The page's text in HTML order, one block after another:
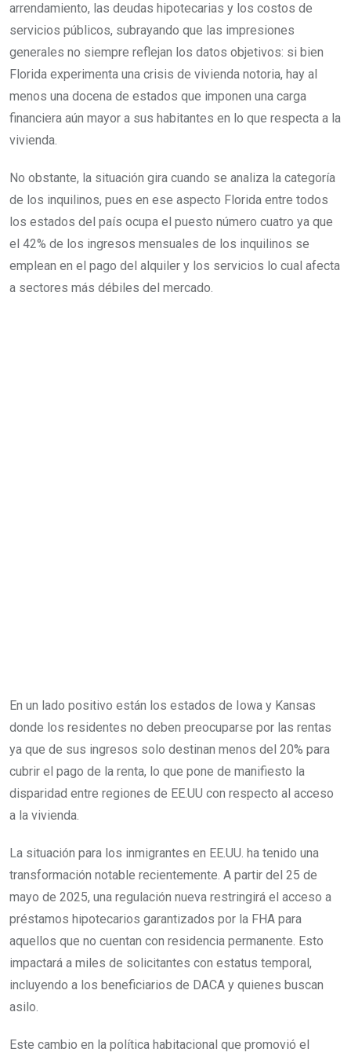
arrendamiento, las deudas hipotecarias y los costos de
servicios públicos, subrayando que las impresiones
generales no siempre reflejan los datos objetivos: si bien
Florida experimenta una crisis de vivienda notoria, hay al
menos una docena de estados que imponen una carga
financiera aún mayor a sus habitantes en lo que respecta a la
vivienda.
No obstante, la situación gira cuando se analiza la categoría
de los inquilinos, pues en ese aspecto Florida entre todos
los estados del país ocupa el puesto número cuatro ya que
el 42% de los ingresos mensuales de los inquilinos se
emplean en el pago del alquiler y los servicios lo cual afecta
a sectores más débiles del mercado.
En un lado positivo están los estados de Iowa y Kansas
donde los residentes no deben preocuparse por las rentas
ya que de sus ingresos solo destinan menos del 20% para
cubrir el pago de la renta, lo que pone de manifiesto la
disparidad entre regiones de EE.UU con respecto al acceso
a la vivienda.
La situación para los inmigrantes en EE.UU. ha tenido una
transformación notable recientemente. A partir del 25 de
mayo de 2025, una regulación nueva restringirá el acceso a
préstamos hipotecarios garantizados por la FHA para
aquellos que no cuentan con residencia permanente. Esto
impactará a miles de solicitantes con estatus temporal,
incluyendo a los beneficiarios de DACA y quienes buscan
asilo.
Este cambio en la política habitacional que promovió el